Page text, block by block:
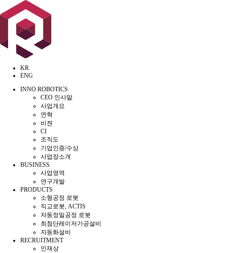
KR
ENG
INNO ROBOTICS
CEO 인사말
사업개요
연혁
비젼
CI
조직도
기업인증/수상
사업장소개
BUSINESS
사업영역
연구개발
PRODUCTS
소형공정 로봇
직교로봇, ACTIS
자동정밀공정 로봇
최첨단레이저가공설비
자동화설비
RECRUITMENT
인재상